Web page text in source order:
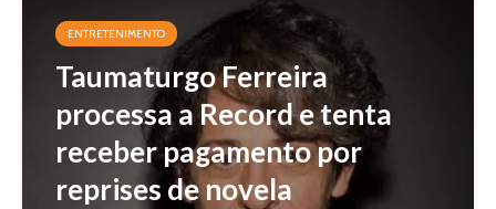
ENTRETENIMENTO
Taumaturgo Ferreira
processa a Record e tenta
receber pagamento por
reprises de novela